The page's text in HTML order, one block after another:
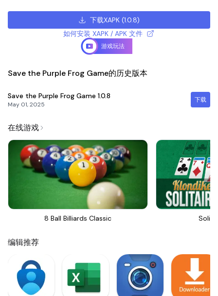
下载XAPK(1.0.8)
如何安装 XAPK / APK 文件
游戏玩法
Save the Purple Frog Game的历史版本
Save the Purple Frog Game 1.0.8
May 01, 2025
下载
在线游戏
8 Ball Billiards Classic
编辑推荐